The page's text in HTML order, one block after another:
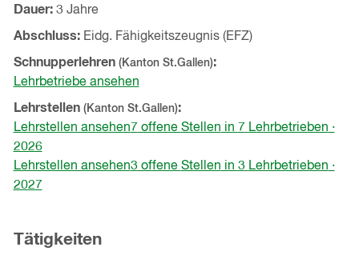
Dauer 3 Jahre
Abschluss
Eidg. Fähigkeitszeugnis (EFZ)
Schnupperlehren (Kanton St.Gallen)
Lehrbetriebe ansehen
Lehrstellen (Kanton St.Gallen)
Lehrstellen ansehen7 offene Stellen in 7 Lehrbetrieben ·
2026
Lehrstellen ansehen3offene Stellen in 3 Lehrbetrieben ·
2027
Tätigkeiten